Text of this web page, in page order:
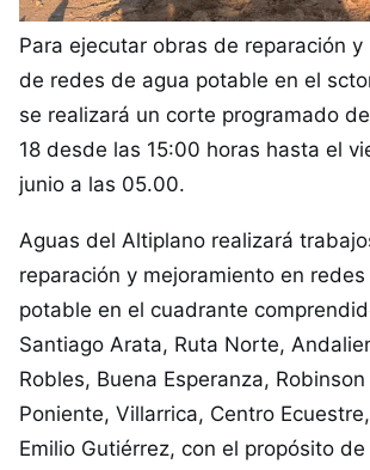
Para ejecutar obras de reparación
de redes de agua potable en el
se realizará un corte programado
18 desde las 15:00 horas hasta el
junio a las 05.00.
Aguas del Altiplano realizará
reparación y mejoramiento en
potable en el cuadrante
Santiago Arata, Ruta Norte,
Robles, Buena Esperanza, Robinson
Poniente, Villarrica, Centro
Emilio Gutiérrez, con el propósito